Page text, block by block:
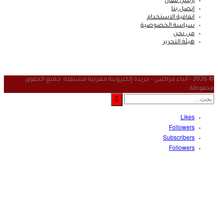
إتصل بنا
اتفاقية الاستخدام
سياسة الخصوصية
من نحن
هيئة التحرير
© 2026 - أنباء مراكش - جريدة إلكترونية مغربية مستقلة. جميع الحقوق
Likes
Followers
Subscribers
Followers